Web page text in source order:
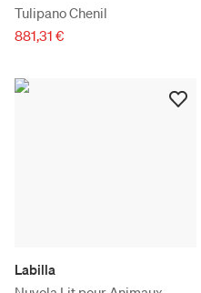
Tulipano Chenil
881,31 €
Labilla